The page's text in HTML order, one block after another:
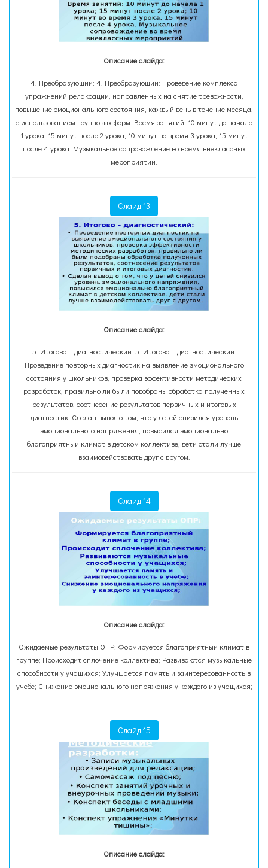
Описание слайда:
4. Преобразующий: 4. Преобразующий: Проведение комплекса
упражнений релаксации, направленных на снятие тревожности,
повышение эмоционального состояния, каждый день в течение месяца,
с использованием групповых форм. Время занятий: 10 минут до начала
1 урока; 15 минут после 2 урока; 10 минут во время 3 урока; 15 минут
после 4 урока. Музыкальное сопровождение во время внеклассных
мероприятий.
Слайд 13
Описание слайда:
5. Итогово – диагностический: 5. Итогово – диагностический:
Проведение повторных диагностик на выявление эмоционального
состояния у школьников, проверка эффективности методических
разработок, правильно ли были подобраны обработка полученных
результатов, соотнесение результатов первичных и итоговых
диагностик. Сделан вывод о том, что у детей снизился уровень
эмоционального напряжения, повысился эмоционально
благоприятный климат в детском коллективе, дети стали лучше
взаимодействовать друг с другом.
Слайд 14
Описание слайда:
Ожидаемые результаты ОПР: Формируется благоприятный климат в
группе; Происходит сплочение коллектива; Развиваются музыкальные
способности у учащихся; Улучшается память и заинтересованность в
учебе; Снижение эмоционального напряжения у каждого из учащихся;
Слайд 15
Описание слайда: